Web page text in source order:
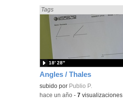
Angles / Thales
Encontrado «Geometría» en:
Tags
Contenido educativo.
subido por Publio P.
18′ 28″
-hace un año -7 visualizaciones